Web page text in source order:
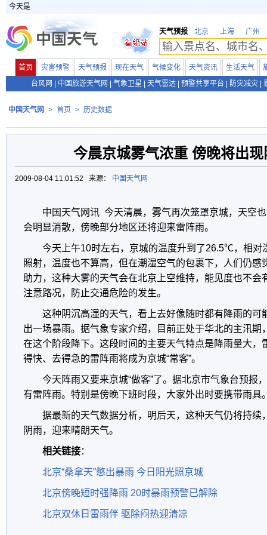
今天是
天气预报 北京 上海 广州
首页 灾害预警 天气预报 现在天气 气候变化 天气资讯 生活天气
台风网
中国旅游天气网 气象卫星 天气雷达 预警共享平台 防灾减灾
中国天气网 > 首页 > 历史数据
今晨京城雾气浓重 傍晚将出
2009-08-04 11:01:52 来源： 中国天气网
中国天气网讯 今天清晨，雾气再次笼罩京城，天空
会明显消散，傍晚部分地区还将迎来雷阵雨。
今天上午10时左右，京城的温度升到了26.5℃，相对
照射，温度也不算高，但在潮湿空气的包裹下，人们仍感
助力，这种大雾的天气会在北京上空维持，能见度也不会
注意路况，防止交通危险的发生。
这种阴沉高湿的天气，看上去好像随时都有降雨的可
出一场暴雨。据气象专家介绍，目前正处于华北的主汛期
在这个阶段降下。这段时间的主要天气特点是降雨量大，
得快、去得急的雷阵雨将成为京城“常客”。
今天阵雨又要来京城“做客”了。据北京市气象台预报
有雷阵雨。特别是傍晚下班时段，大家外出时要携带雨具
据最新的天气数据分析，明后天，这种天气仍将持续
阴雨，迎来晴朗天气。
相关链接：
北京“桑拿天”憋出暴雨 今日阳光照京城
北京傍晚短时强降雨 20时暴雨预警已解除
北京双休日雷雨伴 驱除闷热迎清凉